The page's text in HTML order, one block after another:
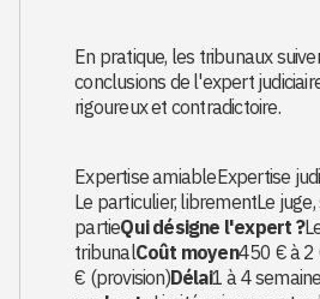
En pratique, les tribunaux
conclusions de l'expert
rigoureux et contradictoire.
Expertise amiableExpertise
Le particulier, librementLe
partieQui désigne l'expert ?
tribunalCoût moyen450 € à
€ (provision)Délai1 à 4